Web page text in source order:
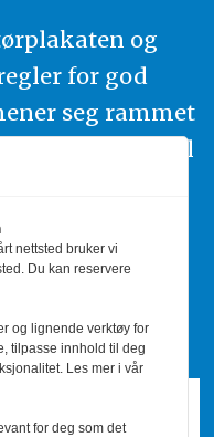
og
for god
seg rammet
oppfordres til
Du kan
Faglige
nettsted bruker vi
Du kan reservere
og lignende verktøy for
tilpasse innhold til deg
Les mer i vår
for deg som det